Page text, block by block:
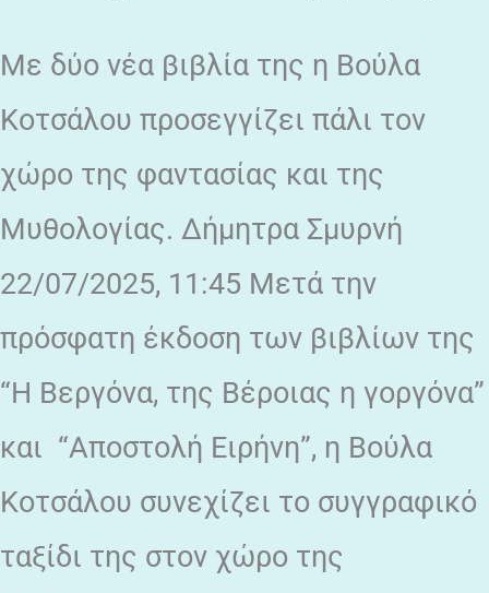
Με δύο νέα βιβλία της η Βούλα
Κοτσάλου προσεγγίζει πάλι τον
χώρο της φαντασίας και της
Μυθολογίας. Δήμητρα Σμυρνή
22/07/2025, 11:45 Μετά την
πρόσφατη έκδοση των βιβλίων της
“Η Βεργόνα, της Βέροιας η γοργόνα”
και “Αποστολή Ειρήνη”, η Βούλα
Κοτσάλου συνεχίζει το συγγραφικό
ταξίδι της στον χώρο της
φαντασίας
της
Μυθολογίας.